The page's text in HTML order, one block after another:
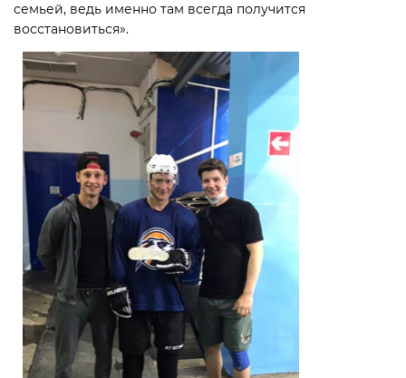
семьей, ведь именно там всегда получится
восстановиться».